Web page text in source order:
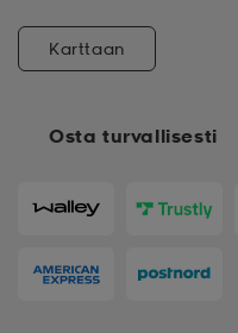
Osta turvallisesti
Karttaan